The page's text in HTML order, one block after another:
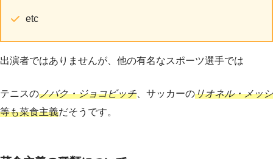
etc
出演者ではありませんが、他の有名なスポーツ選手では
テニスのノバク・ジョコビッチ 、サッカーのリオネル・メッシ
等も菜食主義だそうです。